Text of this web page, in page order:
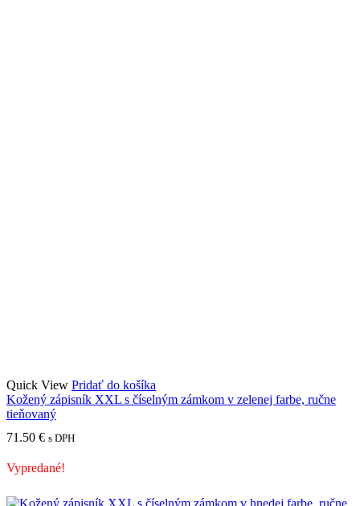
Quick View Pridať do košíka
Kožený zápisník XXL s číselným zámkom v zelenej farbe, ručne
tieňovaný
71.50 € s DPH
Vypredané!